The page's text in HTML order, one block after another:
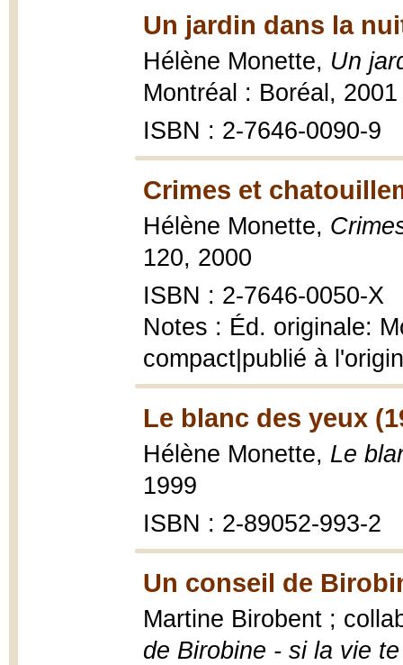
Un jardin dans la
Hélène Monette, Un
Montréal : Boréal, 2001
ISBN : 2-7646-0090-9
Crimes et
Hélène Monette,
120, 2000
ISBN : 2-7646-0050-X
Notes : Éd. originale:
compact|publié à
Le blanc des yeux
Hélène Monette, Le
1999
ISBN : 2-89052-993-2
Un conseil de
Martine Birobent ;
de Birobine - si la vie